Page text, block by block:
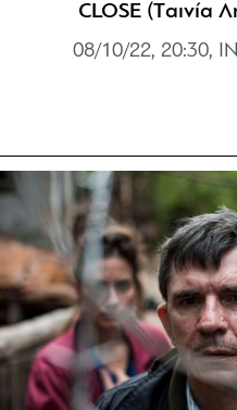
CLOSE (Tαινία
08/10/22, 20:30,